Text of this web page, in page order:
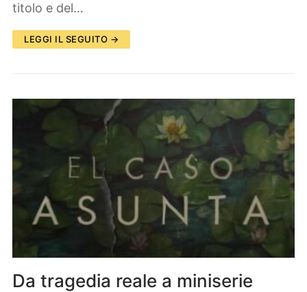
titolo e del…
LEGGI IL SEGUITO →
Da tragedia reale a miniserie